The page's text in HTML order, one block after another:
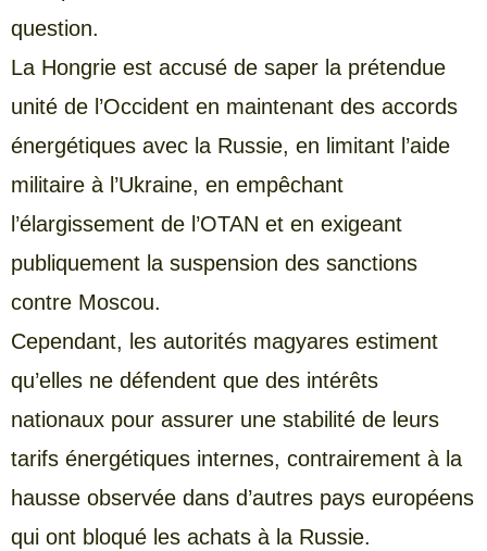
question.
La Hongrie est accusé de saper la prétendue
unité de l’Occident en maintenant des accords
énergétiques avec la Russie, en limitant l’aide
militaire à l’Ukraine, en empêchant
l’élargissement de l’OTAN et en exigeant
publiquement la suspension des sanctions
contre Moscou.
Cependant, les autorités magyares estiment
qu’elles ne défendent que des intérêts
nationaux pour assurer une stabilité de leurs
tarifs énergétiques internes, contrairement à la
hausse observée dans d’autres pays européens
qui ont bloqué les achats à la Russie.